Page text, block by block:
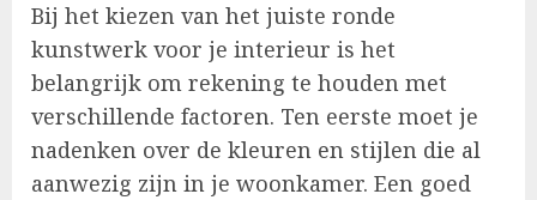
Bij het kiezen van het juiste ronde
kunstwerk voor je interieur is het
belangrijk om rekening te houden met
verschillende factoren. Ten eerste moet je
nadenken over de kleuren en stijlen die al
aanwezig zijn in je woonkamer. Een goed